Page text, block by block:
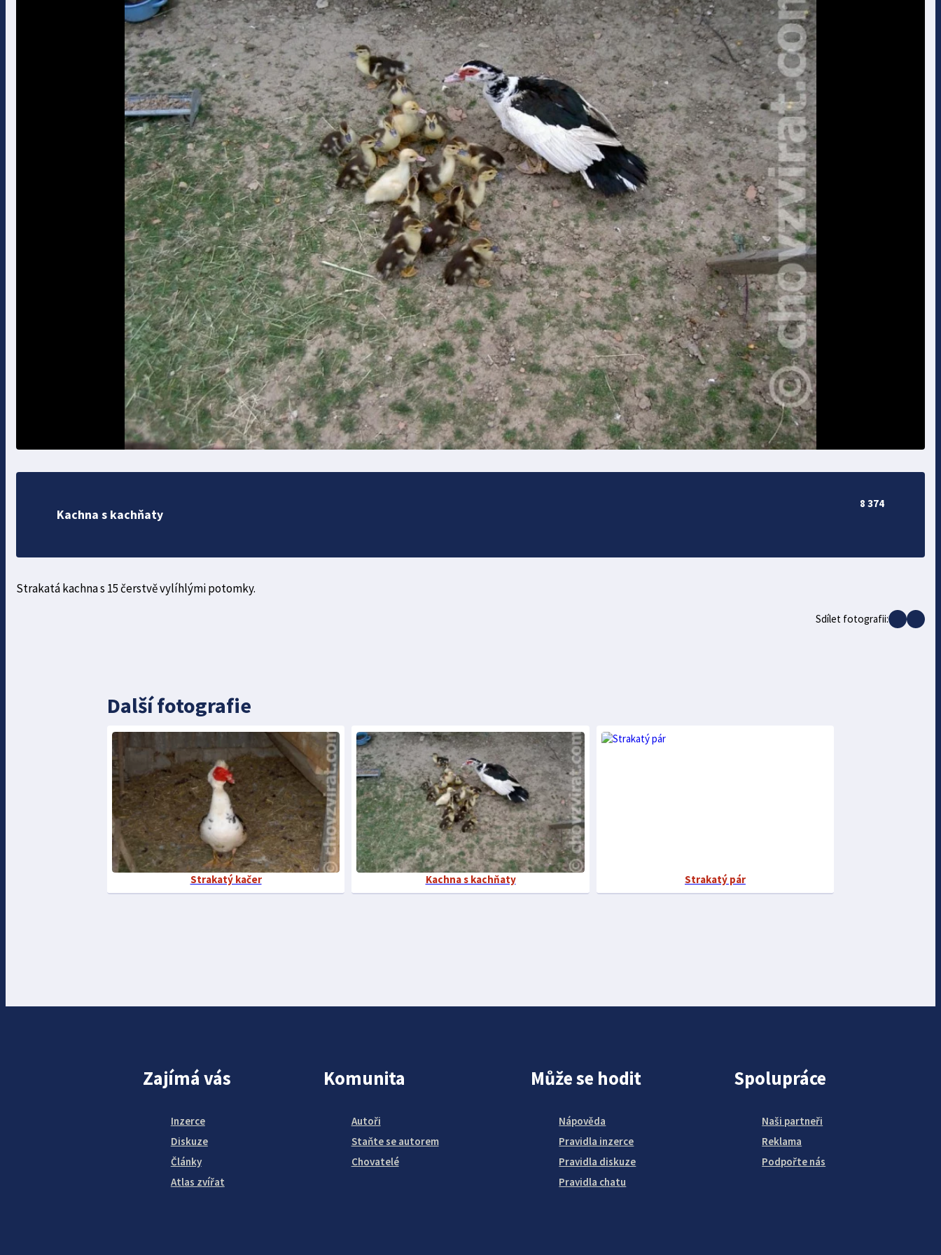
Kachna s kachňaty
8 374
Strakatá kachna s 15 čerstvě vylíhlými potomky.
Sdílet fotografii:
Další fotografie
Strakatý kačer Kachna s kachňaty Strakatý pár
Zajímá vás
Inzerce
Diskuze
Články
Atlas zvířat
Komunita
Autoři
Staňte se autorem
Chovatelé
Může se hodit
Nápověda
Pravidla inzerce
Pravidla diskuze
Pravidla chatu
Spolupráce
Naši partneři
Reklama
Podpořte nás